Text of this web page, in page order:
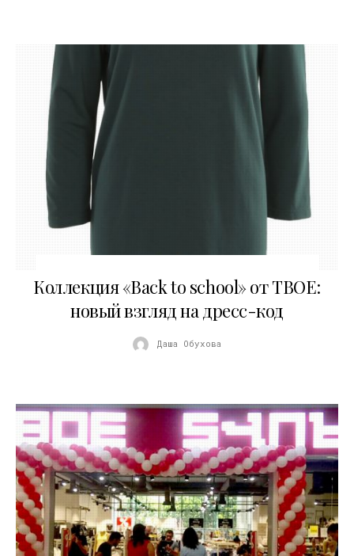
21.08.2017
Коллекция «Back to school» от ТВОЕ:
новый взгляд на дресс-код
Даша Обухова